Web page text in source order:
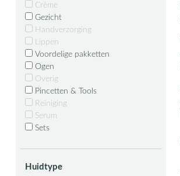
Crème
Gezicht
Handverzorging
Lippen
Voordelige pakketten
Ogen
Overig
Pincetten & Tools
Reiniging
Serum
Sets
Huidtype